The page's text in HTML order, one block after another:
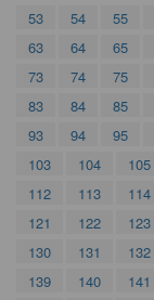
53
54 55
63
64 65
73
74 75
83
84 85
93
94 95
103
104 105
112
113 114
121
122 123
130
131 132
139
140 141